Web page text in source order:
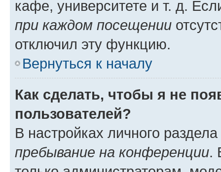
кафе, университете и т. д.
при каждом посещении
отключил эту функцию.
Вернуться к началу
Как сделать, чтобы я не
пользователей?
В настройках личного
пребывание на конференции.